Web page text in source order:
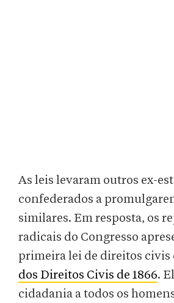
As leis levaram outros ex-
confederados a
similares. Em resposta, os
radicais do Congresso
primeira lei de direitos civis
dos Direitos Civis de 1866.
cidadania a todos os